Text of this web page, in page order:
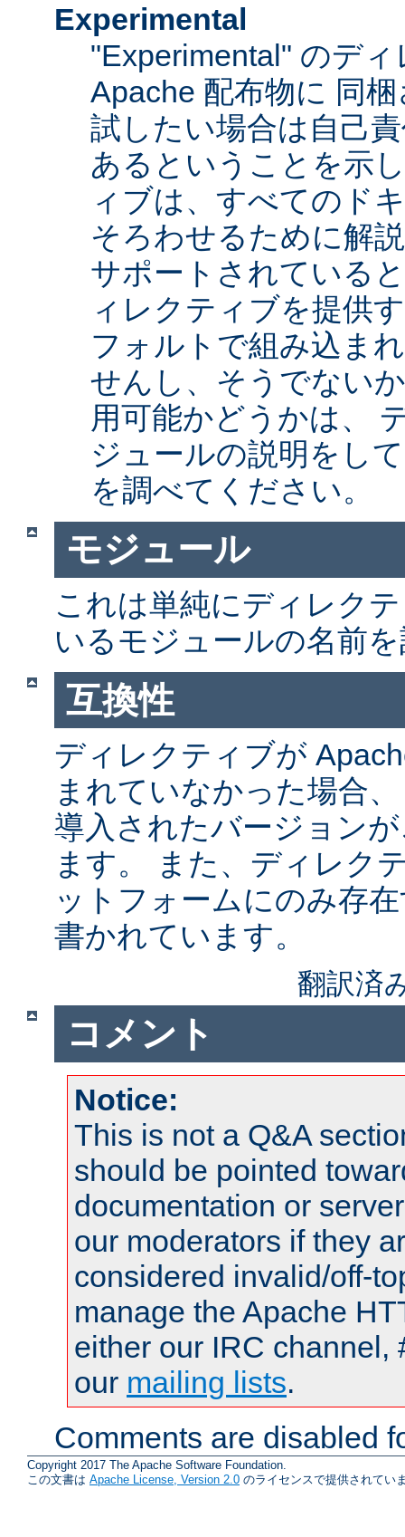
Experimental
"Experimental" のデ
Apache 配布物に 同
試したい場合は自己
あるということを示
ィブは、すべてのド
そろわせるために解
サポートされている
ィレクティブを提供
フォルトで組み込ま
せんし、そうでない
用可能かどうかは、
ジュールの説明をし
を調べてください。
モジュール
これは単純にディレク
いるモジュールの名前
互換性
ディレクティブが
まれていなかった場合
導入されたバージョン
ます。 また、ディレク
ットフォームにのみ存
書かれています。
翻訳済
コメント
Notice:
This is not a Q&A
should be pointed
documentation or
our moderators if they
considered invalid/off-
manage the Apache
either our IRC channel,
our mailing lists.
Comments are disabled
Copyright 2017 The Apache Software Foundation.
この文書は Apache License, Version 2.0 のライセンスで提供されてい